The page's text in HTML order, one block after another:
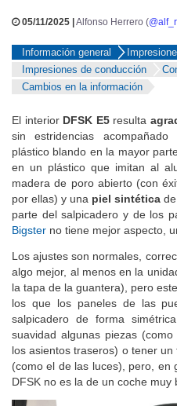
05/11/2025 | Alfonso Herrero (
Información general
Impresiones de conducción
Cambios en la información
El interiorDFSK E5resulta
sin estridencias
plástico blando en la mayor
en un plástico que imitan al
madera de poro abierto (con
por ellas) y una piel sintética
parte del salpicadero y de los
Bigster no tiene mejor aspecto,
Los ajustes son normales,
algo mejor, al menos en la
la tapa de la guantera), pero
los que los paneles de las
salpicadero de forma
suavidad algunas piezas
los asientos traseros) o tener
(como el de las luces), pero, en
DFSK no es la de un coche muy